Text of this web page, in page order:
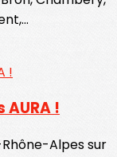
!
Alpes sur